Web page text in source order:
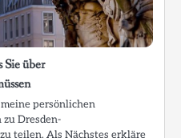
Sie über
persönlichen
Dresden-
teilen. Als Nächstes erkläre